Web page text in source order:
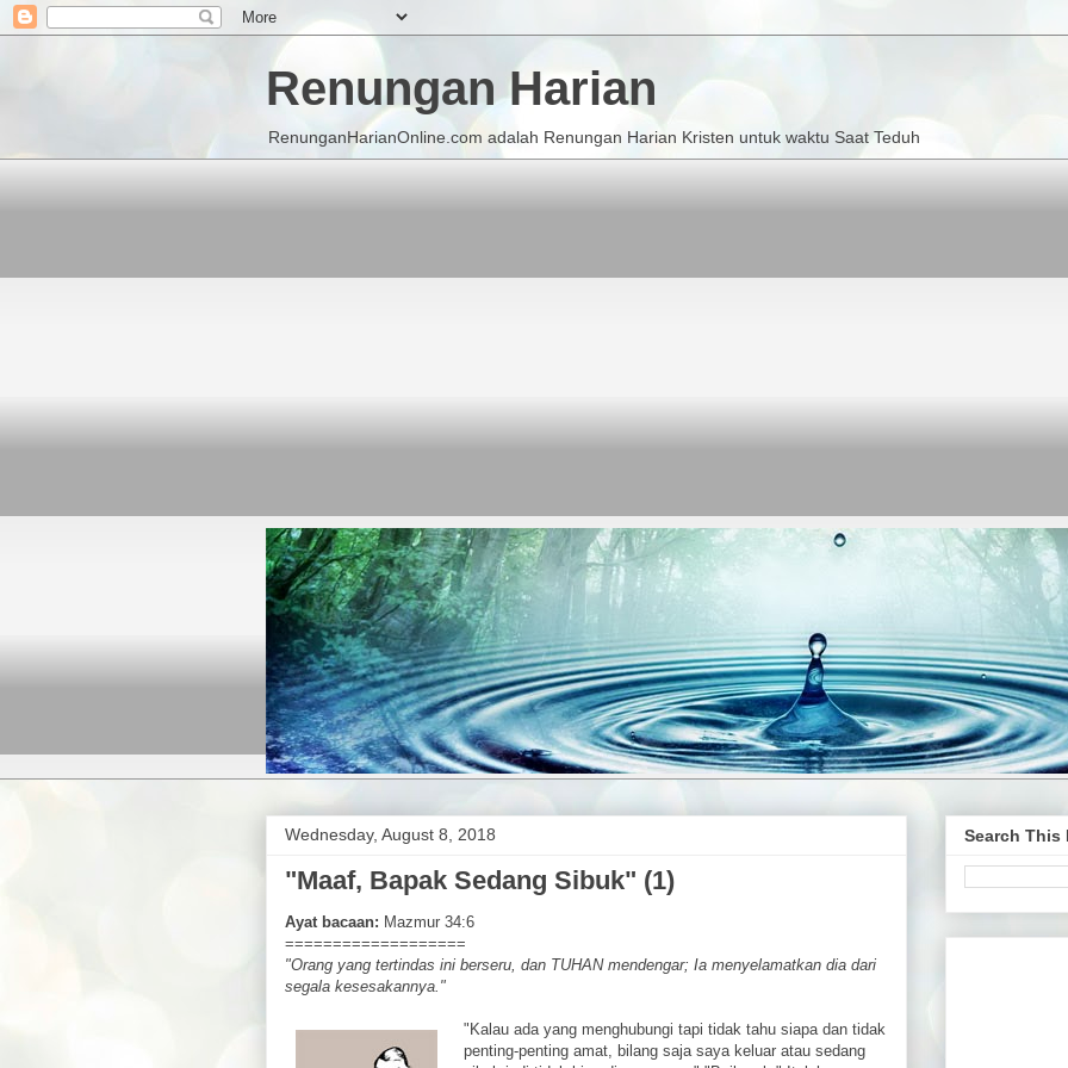
Renungan Harian
RenunganHarianOnline.com adalah Renungan Harian Kristen untuk waktu Saat Teduh
Wednesday, August 8, 2018
"Maaf, Bapak Sedang Sibuk" (1)
Ayat bacaan: Mazmur 34:6
===================
"Orang yang tertindas ini berseru, dan TUHAN mendengar; Ia menyelamatkan dia dari
segala kesesakannya."
"Kalau ada yang menghubungi tapi tidak tahu siapa dan tidak
penting-penting amat, bilang saja saya keluar atau sedang
Search This